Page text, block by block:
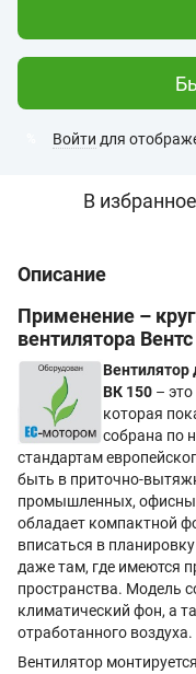
Войти для
В избранное
Описание
Применение –
вентилятора
Вентилятор
ВК 150 –
которая
собрана по
стандартам
быть в приточно-
промышленных,
обладает компактной
вписаться в
даже там, где имеются
пространства. Модель
климатический фон, а
отработанного воздуха.
Вентилятор